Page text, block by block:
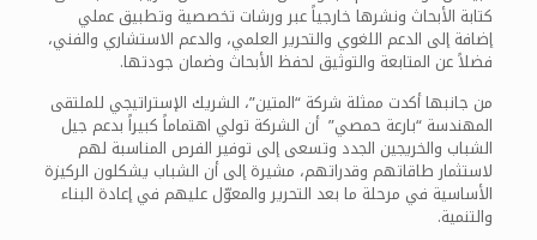
كتابة الأبحاث ونشرها خارجياً عبر ورشات تخصصية وتطبيق عملي
إضافة إلى الدعم اللغوي والتحرير العلمي، والدعم الاستشاري والفني،
فضلاً عن المتابعة والتوثيق لحفظ الأبحاث وضمان جودتها.
من جانبها أكدت ممثلة شركة “المتين”، الشريك الإستراتيجي للملتقى
المهندسة “بارعة حمصي” أن الشركة تولي اهتماماً كبيراً بدعم جيل
الشباب والخريجين الجدد وتسعى إلى توفير الفرص المناسبة لهم
لاستثمار طاقاتهم وقدراتهم، مشيرة إلى أن الشباب يشكلون الركيزة
الأساسية في مرحلة ما بعد التحرير والمعوّل عليهم في إعادة البناء
والتنمية.